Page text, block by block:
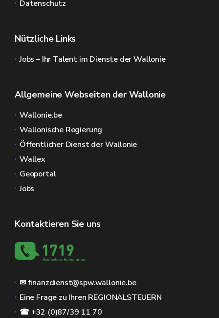
Datenschutz
Nützliche Links
Jobs – Ihr Talent im Dienste der Wallonie
Allgemeine Webseiten der Wallonie
Wallonie.be
Wallonische Regierung
Öffentlicher Dienst der Wallonie
Wallex
Geoportal
Jobs
Kontaktieren Sie uns
✉ finanzdienst@spw.wallonie.be
Eine Frage zu Ihren REGIONALSTEUERN
☎ +32 (0)87/39 11 70